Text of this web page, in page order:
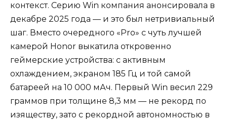
контекст. Серию Win компания анонсировала в
декабре 2025 года — и это был нетривиальный
шаг. Вместо очередного «Pro» с чуть лучшей
камерой Honor выкатила откровенно
геймерские устройства: с активным
охлаждением, экраном 185 Гц и той самой
батареей на 10 000 мАч. Первый Win весил 229
граммов при толщине 8,3 мм — не рекорд по
изяществу, зато с рекордной автономностью в